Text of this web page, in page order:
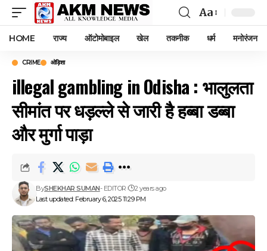
Font
Resizer
Aa
HOME राज्य ऑटोमोबाइल खेल तकनीक धर्म मनोरंजन
CRIME ओड़िशा
illegal gambling in Odisha : भालुलता
सीमांत पर धड़ल्ले से जारी है हब्बा डब्बा
और मुर्गा पाड़ा
Last updated: February 6, 2025 11:29 PM
BySHEKHAR SUMAN- EDITOR 2 years ago